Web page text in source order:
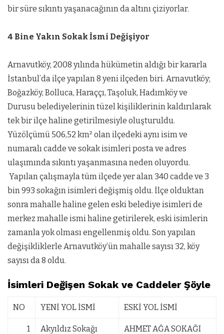
bir süre sıkıntı yaşanacağının da altını çiziyorlar.
4 Bine Yakın Sokak İsmi Değişiyor
Arnavutköy, 2008 yılında hükümetin aldığı bir kararla
İstanbul’da ilçe yapılan 8 yeni ilçeden biri. Arnavutköy;
Boğazköy, Bolluca, Haraççı, Taşoluk, Hadımköy ve
Durusu belediyelerinin tüzel kişiliklerinin kaldırılarak
tek bir ilçe haline getirilmesiyle oluşturuldu.
Yüzölçümü 506,52 km² olan ilçedeki aynı isim ve
numaralı cadde ve sokak isimleri posta ve adres
ulaşımında sıkıntı yaşanmasına neden oluyordu.
Yapılan çalışmayla tüm ilçede yer alan 340 cadde ve 3
bin 993 sokağın isimleri değişmiş oldu. İlçe olduktan
sonra mahalle haline gelen eski belediye isimleri de
merkez mahalle ismi haline getirilerek, eski isimlerin
zamanla yok olması engellenmiş oldu. Son yapılan
değişikliklerle Arnavutköy’ün mahalle sayısı 32, köy
sayısı da 8 oldu.
İsimleri Değişen Sokak ve Caddeler Şöyle
NO YENİ YOL İSMİ ESKİ YOL İSMİ
1 Akyıldız Sokağı AHMET AĞA SOKAĞI